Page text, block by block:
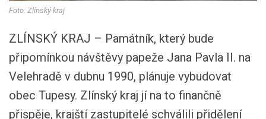
Foto: Zlínský kraj
ZLÍNSKÝ KRAJ – Památník, který bude
připomínkou návštěvy papeže Jana Pavla II. na
Velehradě v dubnu 1990, plánuje vybudovat
obec Tupesy. Zlínský kraj jí na to finančně
přispěje, krajští zastupitelé schválili přidělení